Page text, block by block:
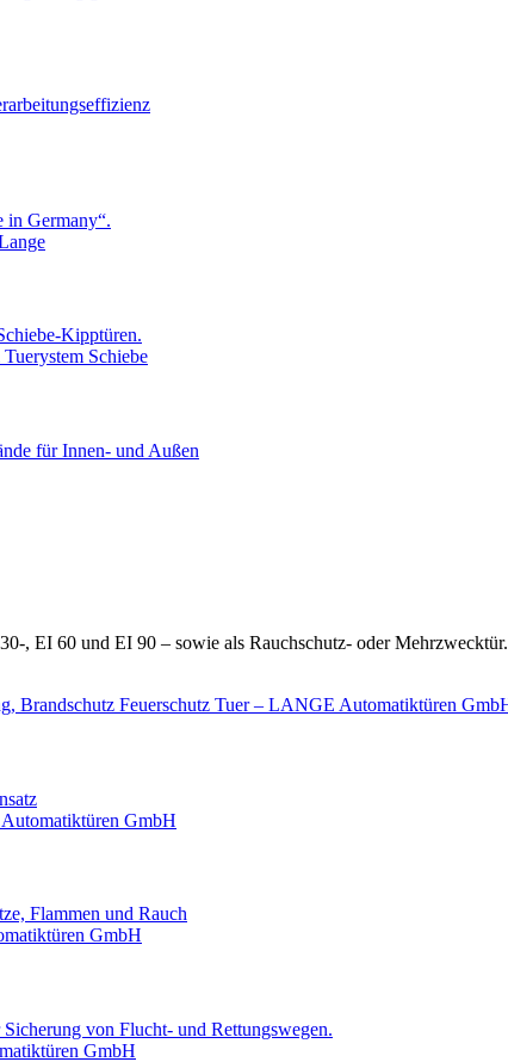
in Germany“.
Kipptüren.
für Innen- und Außen
, EI 60 und EI 90 – sowie als Rauchschutz- oder Mehrzwecktür.
Flammen und Rauch
von Flucht- und Rettungswegen.